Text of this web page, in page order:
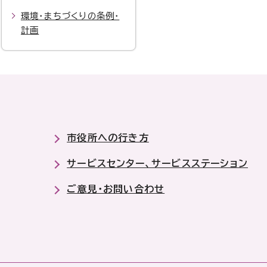
環境・まちづくりの条例・
計画
市役所への行き方
サービスセンター、サービスステーション
ご意見・お問い合わせ